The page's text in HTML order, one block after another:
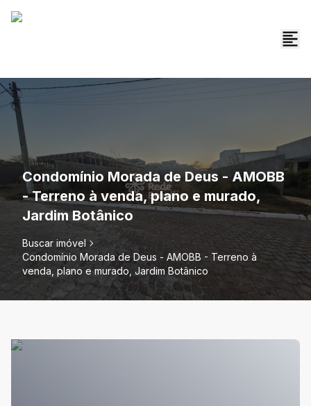
Condomínio Morada de Deus - AMOBB
- Terreno à venda, plano e murado,
Jardim Botânico
Buscar imóvel
Condomínio Morada de Deus - AMOBB - Terreno à
venda, plano e murado, Jardim Botânico